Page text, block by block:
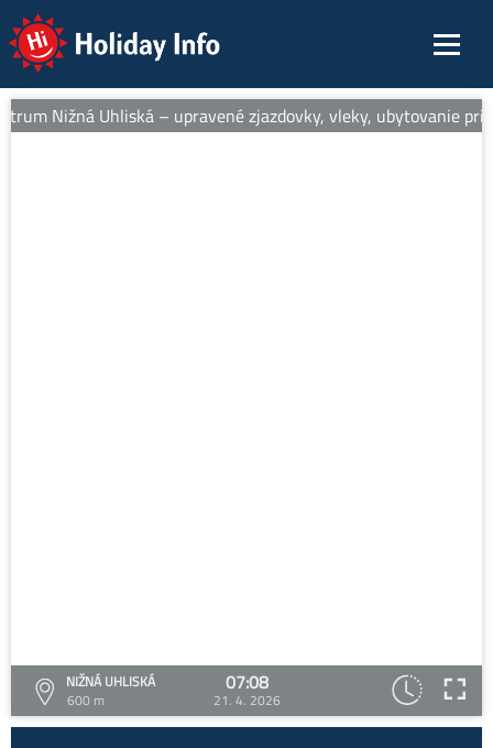
Holiday Info
Nižná Uhliská – upravené zjazdovky, vleky, ubytovanie pri
NIŽNÁ UHLISKÁ
600 m
07:08
21. 4. 2026